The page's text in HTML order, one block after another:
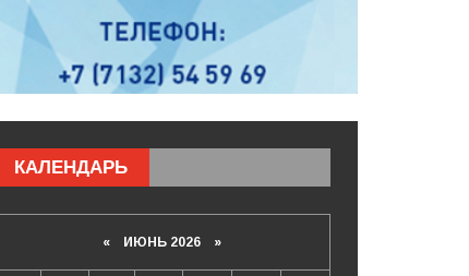
КАЛЕНДАРЬ
«ИЮНЬ 2026 »